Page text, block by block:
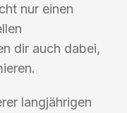
nur einen
dir auch dabei,
langjährigen